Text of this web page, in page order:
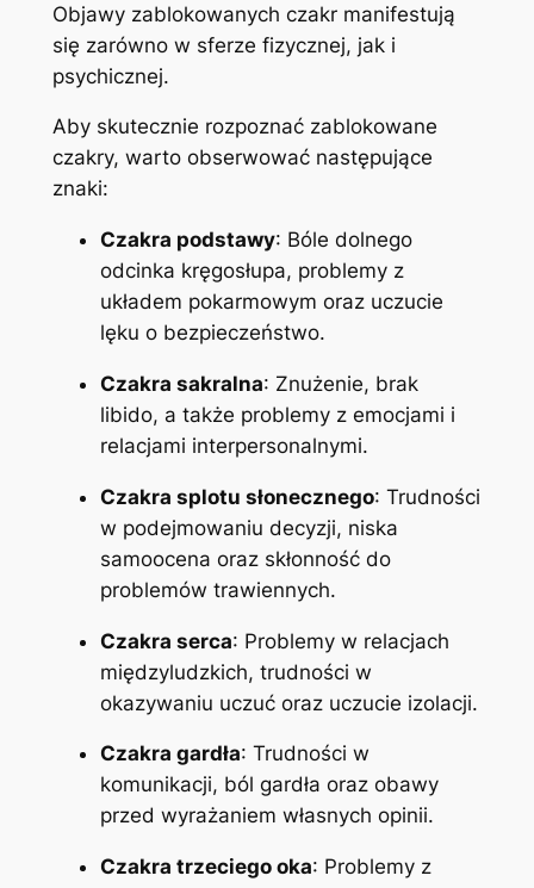
Objawy zablokowanych czakr manifestują
się zarówno w sferze fizycznej, jak i
psychicznej.
Aby skutecznie rozpoznać zablokowane
czakry, warto obserwować następujące
znaki:
Czakra podstawy: Bóle dolnego
odcinka kręgosłupa, problemy z
układem pokarmowym oraz uczucie
lęku o bezpieczeństwo.
Czakra sakralna: Znużenie, brak
libido, a także problemy z emocjami i
relacjami interpersonalnymi.
Czakra splotu słonecznego: Trudności
w podejmowaniu decyzji, niska
samoocena oraz skłonność do
problemów trawiennych.
Czakra serca: Problemy w relacjach
międzyludzkich, trudności w
okazywaniu uczuć oraz uczucie izolacji.
Czakra gardła: Trudności w
komunikacji, ból gardła oraz obawy
przed wyrażaniem własnych opinii.
Czakra trzeciego oka: Problemy z